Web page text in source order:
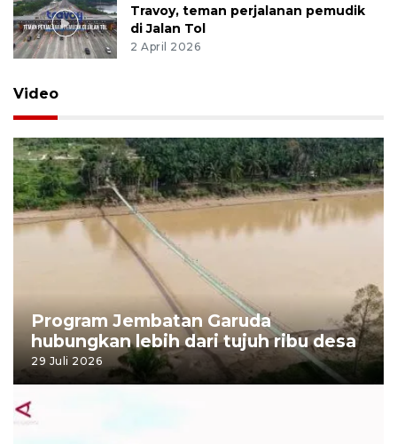
Travoy, teman perjalanan pemudik
di Jalan Tol
2 April 2026
Video
Program Jembatan Garuda
hubungkan lebih dari tujuh ribu desa
29 Juli 2026